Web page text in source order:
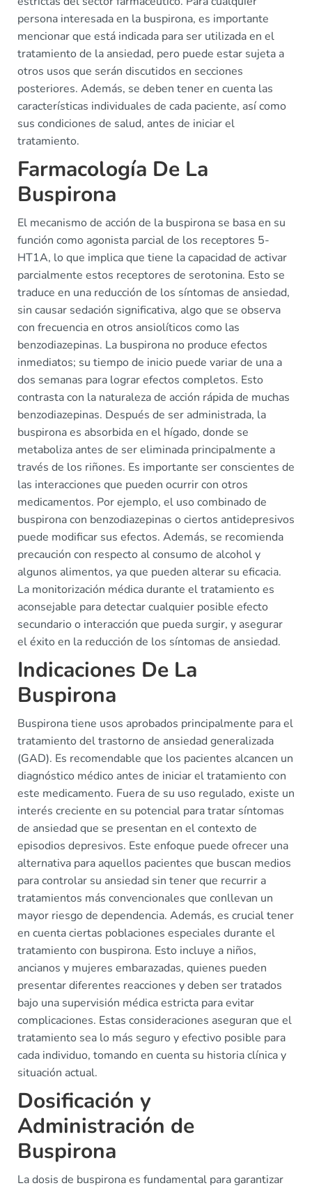
persona interesada en la buspirona, es importante
mencionar que está indicada para ser utilizada en el
tratamiento de la ansiedad, pero puede estar sujeta a
otros usos que serán discutidos en secciones
posteriores. Además, se deben tener en cuenta las
características individuales de cada paciente, así como
sus condiciones de salud, antes de iniciar el
tratamiento.
Farmacología De La
Buspirona
El mecanismo de acción de la buspirona se basa en su
función como agonista parcial de los receptores 5-
HT1A, lo que implica que tiene la capacidad de activar
parcialmente estos receptores de serotonina. Esto se
traduce en una reducción de los síntomas de ansiedad,
sin causar sedación significativa, algo que se observa
con frecuencia en otros ansiolíticos como las
benzodiazepinas. La buspirona no produce efectos
inmediatos; su tiempo de inicio puede variar de una a
dos semanas para lograr efectos completos. Esto
contrasta con la naturaleza de acción rápida de muchas
benzodiazepinas. Después de ser administrada, la
buspirona es absorbida en el hígado, donde se
metaboliza antes de ser eliminada principalmente a
través de los riñones. Es importante ser conscientes de
las interacciones que pueden ocurrir con otros
medicamentos. Por ejemplo, el uso combinado de
buspirona con benzodiazepinas o ciertos antidepresivos
puede modificar sus efectos. Además, se recomienda
precaución con respecto al consumo de alcohol y
algunos alimentos, ya que pueden alterar su eficacia.
La monitorización médica durante el tratamiento es
aconsejable para detectar cualquier posible efecto
secundario o interacción que pueda surgir, y asegurar
el éxito en la reducción de los síntomas de ansiedad.
Indicaciones De La
Buspirona
Buspirona tiene usos aprobados principalmente para el
tratamiento del trastorno de ansiedad generalizada
(GAD). Es recomendable que los pacientes alcancen un
diagnóstico médico antes de iniciar el tratamiento con
este medicamento. Fuera de su uso regulado, existe un
interés creciente en su potencial para tratar síntomas
de ansiedad que se presentan en el contexto de
episodios depresivos. Este enfoque puede ofrecer una
alternativa para aquellos pacientes que buscan medios
para controlar su ansiedad sin tener que recurrir a
tratamientos más convencionales que conllevan un
mayor riesgo de dependencia. Además, es crucial tener
en cuenta ciertas poblaciones especiales durante el
tratamiento con buspirona. Esto incluye a niños,
ancianos y mujeres embarazadas, quienes pueden
presentar diferentes reacciones y deben ser tratados
bajo una supervisión médica estricta para evitar
complicaciones. Estas consideraciones aseguran que el
tratamiento sea lo más seguro y efectivo posible para
cada individuo, tomando en cuenta su historia clínica y
situación actual.
Dosificación y
Administración de
Buspirona
La dosis de buspirona es fundamental para garantizar